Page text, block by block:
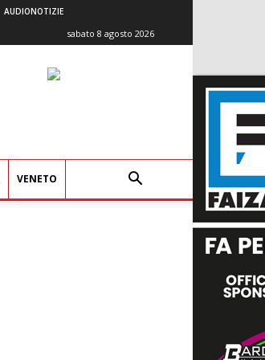
AUDIONOTIZIE
sabato 8 agosto 2026
VENETO